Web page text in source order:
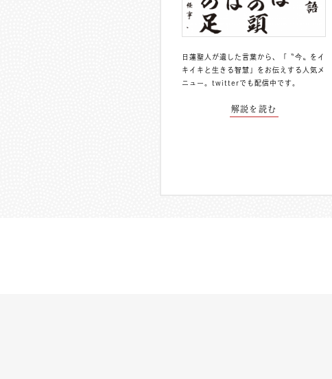
日蓮聖人が遺した言葉から、「〝今〟をイ
キイキと生きる智慧」をお伝えする人気メ
ニュー。 twitterでも配信中 です。
解説を読む